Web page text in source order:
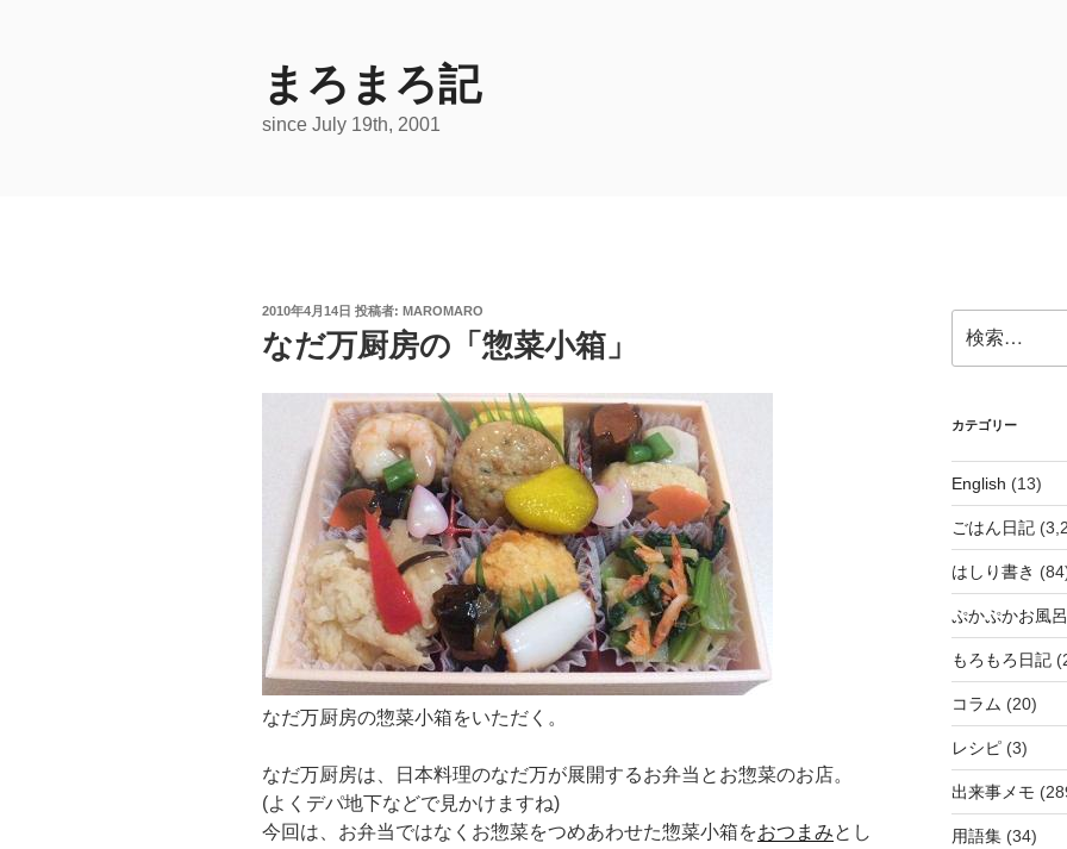
まろまろ記
since July 19th, 2001
投
稿
日:
2010年4月14日 投稿者: MAROMARO
なだ万厨房の「惣菜小箱」
なだ万厨房の惣菜小箱をいただく。
なだ万厨房は、日本料理のなだ万が展開するお弁当とお惣菜のお店。
(よくデパ地下などで見かけますね)
今回は、お弁当ではなくお惣菜をつめあわせた惣菜小箱をおつまみとし
索:
カテゴリー
English (13)
ごはん日記
はしり書き
ぷかぷかお風
もろもろ日記
コラム (20)
レシピ(3)
出来事メモ
用語集(34)